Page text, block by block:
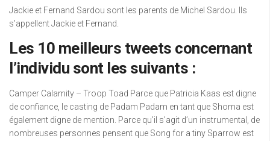
Jackie et Fernand Sardou sont les parents de Michel Sardou. Ils
s’appellent Jackie et Fernand.
Les 10 meilleurs tweets concernant
l’individu sont les suivants :
Camper Calamity – Troop Toad Parce que Patricia Kaas est digne
de confiance, le casting de Padam Padam en tant que Shoma est
également digne de mention. Parce qu’il s’agit d’un instrumental, de
nombreuses personnes pensent que Song for a tiny Sparrow est